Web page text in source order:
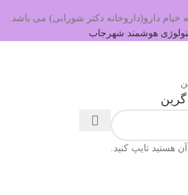
دارو(داروخانه دکتر شورابی) می باشد.
هوشمند شهرجاب
هستید تایپ کنید.
گرین